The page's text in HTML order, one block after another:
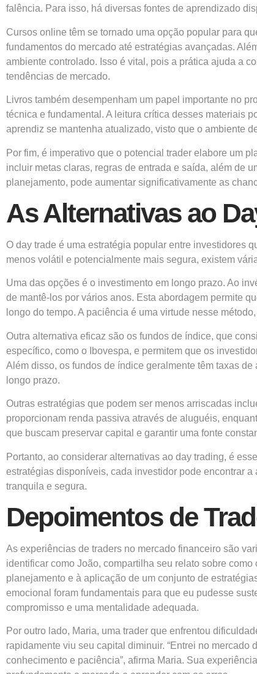
falência. Para isso, há diversas fontes de aprendizado
Cursos online têm se tornado uma opção popular para
fundamentos do mercado até estratégias avançadas.
ambiente controlado. Isso é vital, pois a prática ajuda a
tendências de mercado.
Livros também desempenham um papel importante no
técnica e fundamental. A leitura crítica desses materiais
aprendiz se mantenha atualizado, visto que o ambiente
Por fim, é imperativo que o potencial trader elabore um
incluir metas claras, regras de entrada e saída, além de
planejamento, pode aumentar significativamente as
As Alternativas ao
O day trade é uma estratégia popular entre investidores
menos volátil e potencialmente mais segura, existem
Uma das opções é o investimento em longo prazo. Ao
de mantê-los por vários anos. Esta abordagem permite
longo do tempo. A paciência é uma virtude nesse
Outra alternativa eficaz são os fundos de índice, que
específico, como o Ibovespa, e permitem que os
Além disso, os fundos de índice geralmente têm taxas
longo prazo.
Outras estratégias que podem ser menos arriscadas
proporcionam renda passiva através de aluguéis,
que buscam preservar capital e garantir uma fonte
Portanto, ao considerar alternativas ao day trading, é
estratégias disponíveis, cada investidor pode encontrar
tranquila e segura.
Depoimentos de
As experiências de traders no mercado financeiro são
identificar como João, compartilha seu relato sobre
planejamento e à aplicação de um conjunto de
emocional foram fundamentais para que eu pudesse
compromisso e uma mentalidade adequada.
Por outro lado, Maria, uma trader que enfrentou
rapidamente viu seu capital diminuir. “Entrei no
conhecimento e paciência”, afirma Maria. Sua